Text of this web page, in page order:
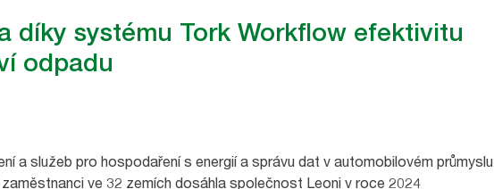
díky systému Tork Workflow efektivitu
odpadu
a služeb pro hospodaření s energií a správu dat v automobilovém průmyslu
ve 32 zemích dosáhla společnost Leoni v roce 2024